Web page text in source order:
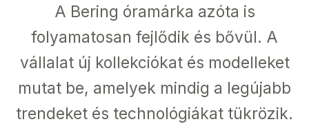
A Bering óramárka azóta is
folyamatosan fejlődik és bővül. A
vállalat új kollekciókat és modelleket
mutat be, amelyek mindig a legújabb
trendeket és technológiákat tükrözik.